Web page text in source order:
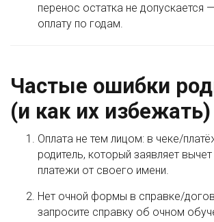
перенос остатка не допускается
оплату по годам.
Частые ошибки
(и как их избежать)
Оплата не тем лицом: в чеке/
родитель, который заявляет
платежи от своего имени.
Нет очной формы в справке/
запросите справку об очном